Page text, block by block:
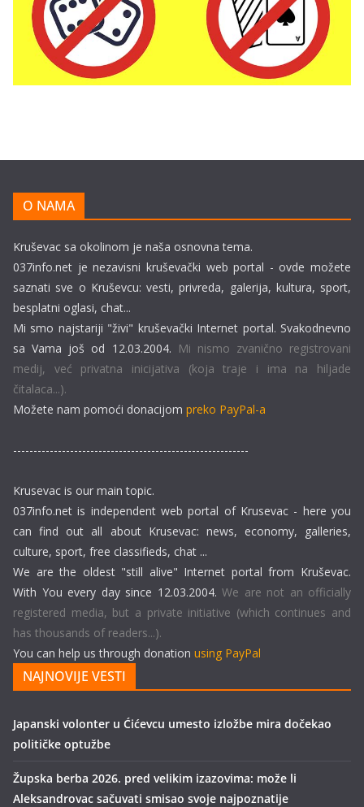
O NAMA
Kruševac sa okolinom je naša osnovna tema.
037info.net je nezavisni kruševački web portal - ovde možete
saznati sve o Kruševcu: vesti, privreda, galerija, kultura, sport,
besplatni oglasi, chat...
Mi smo najstariji "živi" kruševački Internet portal. Svakodnevno
sa Vama još od 12.03.2004. Mi nismo zvanično registrovani
medij, već privatna inicijativa (koja traje i ima na hiljade
čitalaca...).
Možete nam pomoći donacijom preko PayPal-a
----------------------------------------------------------
Krusevac is our main topic.
037info.net is independent web portal of Krusevac - here you
can find out all about Krusevac: news, economy, galleries,
culture, sport, free classifieds, chat ...
We are the oldest "still alive" Internet portal from Kruševac.
With You every day since 12.03.2004. We are not an officially
registered media, but a private initiative (which continues and
has thousands of readers...).
You can help us through donation using PayPal
NAJNOVIJE VESTI
Japanski volonter u Ćićevcu umesto izložbe mira dočekao
političke optužbe
Župska berba 2026. pred velikim izazovima: može li
Aleksandrovac sačuvati smisao svoje najpoznatije